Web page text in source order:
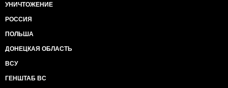
УНИЧТОЖЕНИЕ
РОССИЯ
ПОЛЬША
ДОНЕЦКАЯ ОБЛАСТЬ
ВСУ
ГЕНШТАБ ВС